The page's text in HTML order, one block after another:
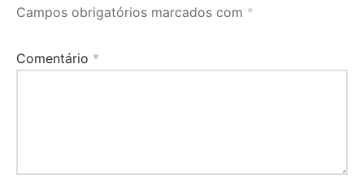
Campos obrigatórios marcados com *
Comentário *